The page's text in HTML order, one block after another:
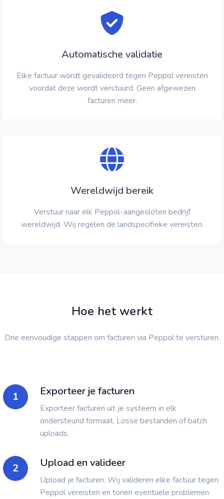
Automatische validatie
Elke factuur wordt gevalideerd tegen Peppol vereisten
voordat deze wordt verstuurd. Geen afgewezen
facturen meer.
Wereldwijd bereik
Verstuur naar elk Peppol-aangesloten bedrijf
wereldwijd. Wij regelen de landspecifieke vereisten.
Hoe het werkt
Drie eenvoudige stappen om facturen via Peppol te versturen.
1 Exporteer je facturen
Exporteer facturen uit je systeem in elk
ondersteund formaat. Losse bestanden of batch
uploads.
2 Upload en valideer
Upload je facturen. Wij valideren elke factuur tegen
Peppol vereisten en tonen eventuele problemen.